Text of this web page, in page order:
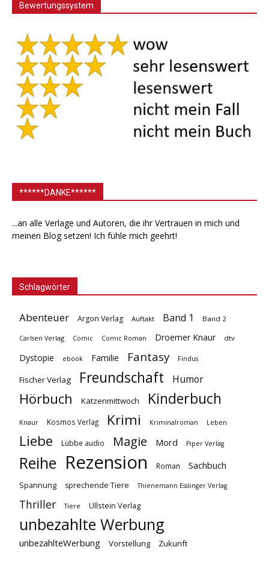
Bewertungssystem
******DANKE******
...an alle Verlage und Autoren, die ihr Vertrauen in mich und
meinen Blog setzen! Ich fühle mich geehrt!
Schlagwörter
Abenteuer Argon Verlag Auftakt Band 1 Band 2
Carlsen Verlag Comic Comic Roman Droemer Knaur dtv
Dystopie ebook Familie Fantasy Findus
Fischer Verlag Freundschaft Humor
Hörbuch Katzenmittwoch Kinderbuch
Knaur Kosmos Verlag Krimi Kriminalroman Leben
Liebe Lübbe audio Magie Mord Piper Verlag
Reihe Rezension Roman Sachbuch
Spannung sprechende Tiere Thienemann Esslinger Verlag
Thriller Tiere Ullstein Verlag
unbezahlte Werbung
unbezahlteWerbung Vorstellung Zukunft